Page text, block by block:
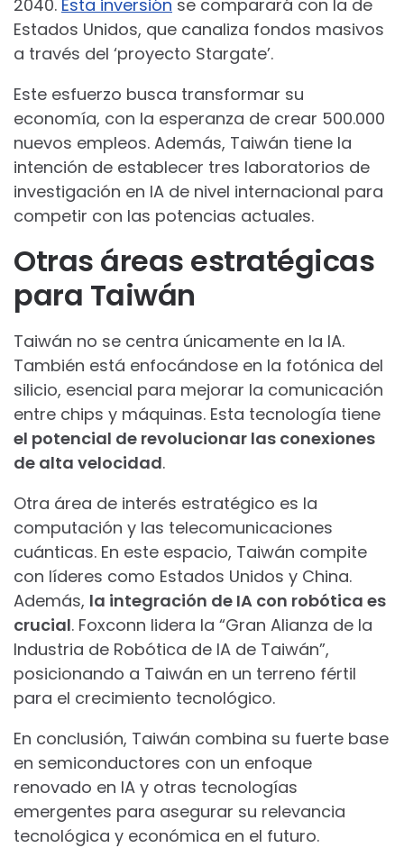
2040. Esta inversión se comparará con la de
Estados Unidos, que canaliza fondos masivos
a través del ‘proyecto Stargate’.
Este esfuerzo busca transformar su
economía, con la esperanza de crear 500.000
nuevos empleos. Además, Taiwán tiene la
intención de establecer tres laboratorios de
investigación en IA de nivel internacional para
competir con las potencias actuales.
Otras áreas estratégicas
para Taiwán
Taiwán no se centra únicamente en la IA.
También está enfocándose en la fotónica del
silicio, esencial para mejorar la comunicación
entre chips y máquinas. Esta tecnología tiene
el potencial de revolucionar las conexiones
de alta velocidad.
Otra área de interés estratégico es la
computación y las telecomunicaciones
cuánticas. En este espacio, Taiwán compite
con líderes como Estados Unidos y China.
Además, la integración de IA con robótica es
crucial. Foxconn lidera la “Gran Alianza de la
Industria de Robótica de IA de Taiwán”,
posicionando a Taiwán en un terreno fértil
para el crecimiento tecnológico.
En conclusión, Taiwán combina su fuerte base
en semiconductores con un enfoque
renovado en IA y otras tecnologías
emergentes para asegurar su relevancia
tecnológica y económica en el futuro.